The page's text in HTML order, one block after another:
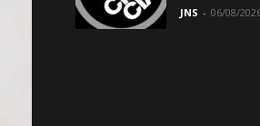
JNS - 06/08/